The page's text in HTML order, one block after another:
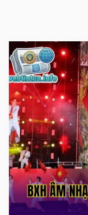
BXH Âm